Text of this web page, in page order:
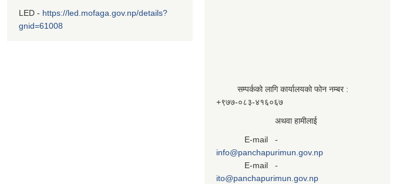
LED - https://led.mofaga.gov.np/details?
gnid=61008
सम्पर्कको लागि कार्यालयको फोन नम्बर :
+९७७-०८३‍-४१६०६७
अथवा हामीलाई
E-mail -
info@panchapurimun.gov.np
E-mail -
ito@panchapurimun.gov.np